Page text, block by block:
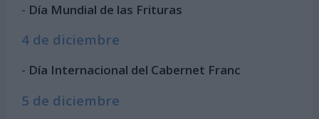
- Día Mundial de las Frituras
4 de diciembre
- Día Internacional del Cabernet Franc
5 de diciembre